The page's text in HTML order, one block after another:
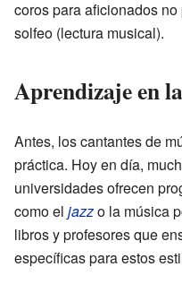
coros para aficionados
solfeo (lectura musical).
Aprendizaje en
Antes, los cantantes de
práctica. Hoy en día,
universidades ofrecen
como el jazzo la música
libros y profesores que
específicas para estos